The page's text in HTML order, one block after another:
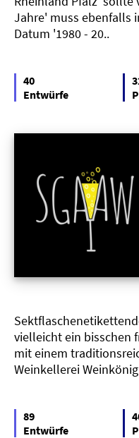
Jahre' muss ebenfalls
Datum '1980 - 20..
40
Entwürfe
vielleicht ein bisschen
mit einem
Weinkellerei
89
Entwürfe